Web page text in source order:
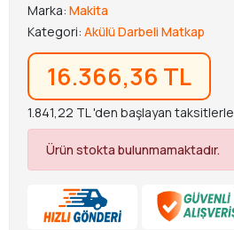
Marka: Makita
Kategori: Akülü Darbeli Matkap
16.366,36 TL
1.841,22 TL 'den başlayan taksitlerle
Ürün stokta bulunmamaktadır.